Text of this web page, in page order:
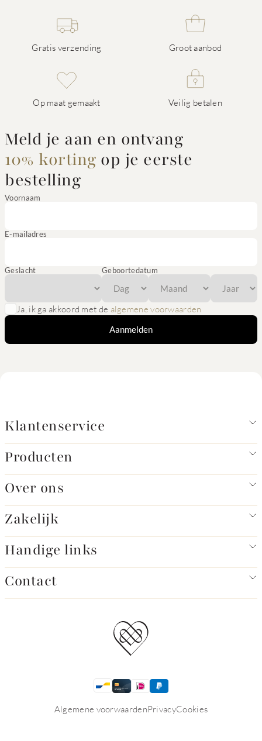
Gratis verzending Groot aanbod
Op maat gemaakt Veilig betalen
Meld je aan en ontvang
10% korting op je eerste
bestelling
Voornaam
E-mailadres
Geslacht Geboortedatum
Ja, ik ga akkoord met de algemene voorwaarden
Aanmelden
Klantenservice
Producten
Over ons
Zakelijk
Handige links
Contact
Algemene voorwaardenPrivacyCookies